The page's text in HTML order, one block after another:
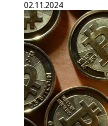
02.11.2024